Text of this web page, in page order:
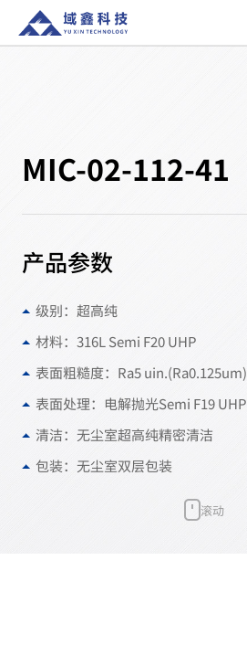
MIC-
02-
112-
MIC-02-112-41
产品参数
级别：超高纯
材料：316L Semi F20 UHP
表面粗糙度：Ra5 uin.(Ra0.125um)
表面处理：电解抛光Semi F19 UHP
清洁：无尘室超高纯精密清洁
包装：无尘室双层包装
滚动